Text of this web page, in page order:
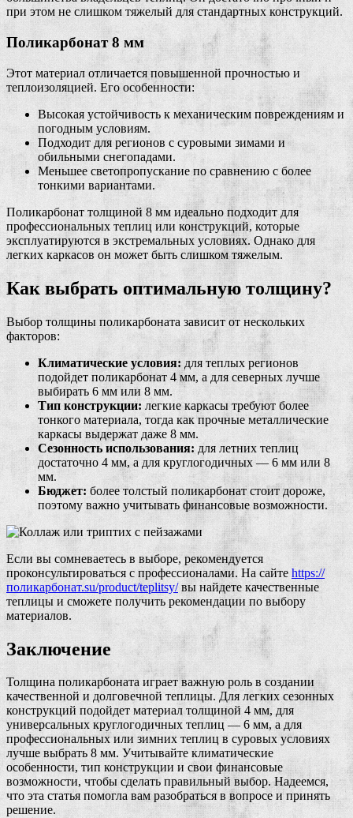
при этом не слишком тяжелый для стандартных конструкций.
Поликарбонат 8 мм
Этот материал отличается повышенной прочностью и
теплоизоляцией. Его особенности:
Высокая устойчивость к механическим повреждениям и
погодным условиям.
Подходит для регионов с суровыми зимами и
обильными снегопадами.
Меньшее светопропускание по сравнению с более
тонкими вариантами.
Поликарбонат толщиной 8 мм идеально подходит для
профессиональных теплиц или конструкций, которые
эксплуатируются в экстремальных условиях. Однако для
легких каркасов он может быть слишком тяжелым.
Как выбрать оптимальную толщину?
Выбор толщины поликарбоната зависит от нескольких
факторов:
Климатические условия: для теплых регионов
подойдет поликарбонат 4 мм, а для северных лучше
выбирать 6 мм или 8 мм.
Тип конструкции: легкие каркасы требуют более
тонкого материала, тогда как прочные металлические
каркасы выдержат даже 8 мм.
Сезонность использования: для летних теплиц
достаточно 4 мм, а для круглогодичных — 6 мм или 8
мм.
Бюджет: более толстый поликарбонат стоит дороже,
поэтому важно учитывать финансовые возможности.
Если вы сомневаетесь в выборе, рекомендуется
проконсультироваться с профессионалами. На сайте https://
поликарбонат.su/product/teplitsy/вы найдете качественные
теплицы и сможете получить рекомендации по выбору
материалов.
Заключение
Толщина поликарбоната играет важную роль в создании
качественной и долговечной теплицы. Для легких сезонных
конструкций подойдет материал толщиной 4 мм, для
универсальных круглогодичных теплиц — 6 мм, а для
профессиональных или зимних теплиц в суровых условиях
лучше выбрать 8 мм. Учитывайте климатические
особенности, тип конструкции и свои финансовые
возможности, чтобы сделать правильный выбор. Надеемся,
что эта статья помогла вам разобраться в вопросе и принять
решение.